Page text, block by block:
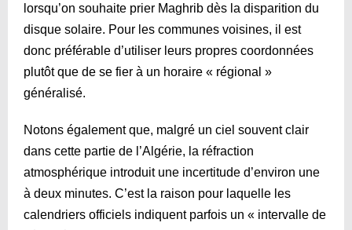
lorsqu’on souhaite prier Maghrib dès la disparition du
disque solaire. Pour les communes voisines, il est
donc préférable d’utiliser leurs propres coordonnées
plutôt que de se fier à un horaire « régional »
généralisé.
Notons également que, malgré un ciel souvent clair
dans cette partie de l’Algérie, la réfraction
atmosphérique introduit une incertitude d’environ une
à deux minutes. C’est la raison pour laquelle les
calendriers officiels indiquent parfois un « intervalle de